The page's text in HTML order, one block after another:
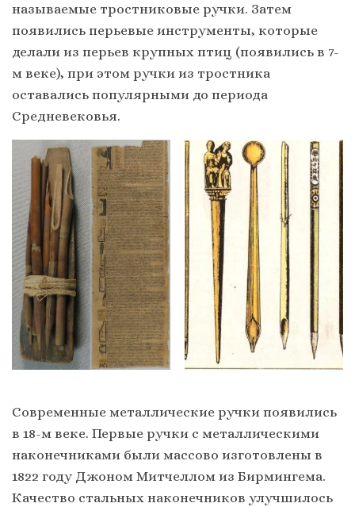
называемые тростниковые ручки. Затем
появились перьевые инструменты, которые
делали из перьев крупных птиц (появились в 7-
м веке), при этом ручки из тростника
оставались популярными до периода
Средневековья.
Современные металлические ручки появились
в 18-м веке. Первые ручки с металлическими
наконечниками были массово изготовлены в
1822 году Джоном Митчеллом из Бирмингема.
Качество стальных наконечников улучшилось